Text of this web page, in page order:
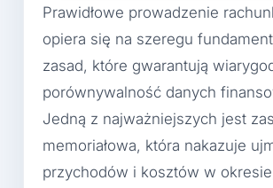
Prawidłowe prowadzenie
opiera się na szeregu
zasad, które gwarantują
porównywalność danych
Jedną z najważniejszych jest
memoriałowa, która nakazuje
przychodów i kosztów w